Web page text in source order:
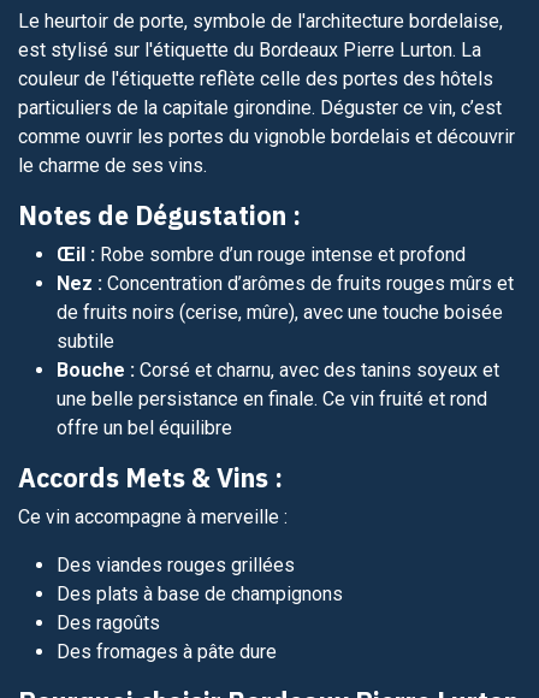
Le heurtoir de porte, symbole de l'architecture bordelaise,
est stylisé sur l'étiquette du Bordeaux Pierre Lurton. La
couleur de l'étiquette reflète celle des portes des hôtels
particuliers de la capitale girondine. Déguster ce vin, c’est
comme ouvrir les portes du vignoble bordelais et découvrir
le charme de ses vins.
Notes de Dégustation :
Œil : Robe sombre d’un rouge intense et profond
Nez : Concentration d’arômes de fruits rouges mûrs et
de fruits noirs (cerise, mûre), avec une touche boisée
subtile
Bouche : Corsé et charnu, avec des tanins soyeux et
une belle persistance en finale. Ce vin fruité et rond
offre un bel équilibre
Accords Mets & Vins :
Ce vin accompagne à merveille :
Des viandes rouges grillées
Des plats à base de champignons
Des ragoûts
Des fromages à pâte dure